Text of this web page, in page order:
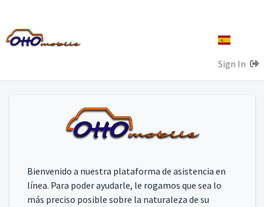
Sign In
Bienvenido a nuestra plataforma de asistencia en
línea. Para poder ayudarle, le rogamos que sea lo
más preciso posible sobre la naturaleza de su